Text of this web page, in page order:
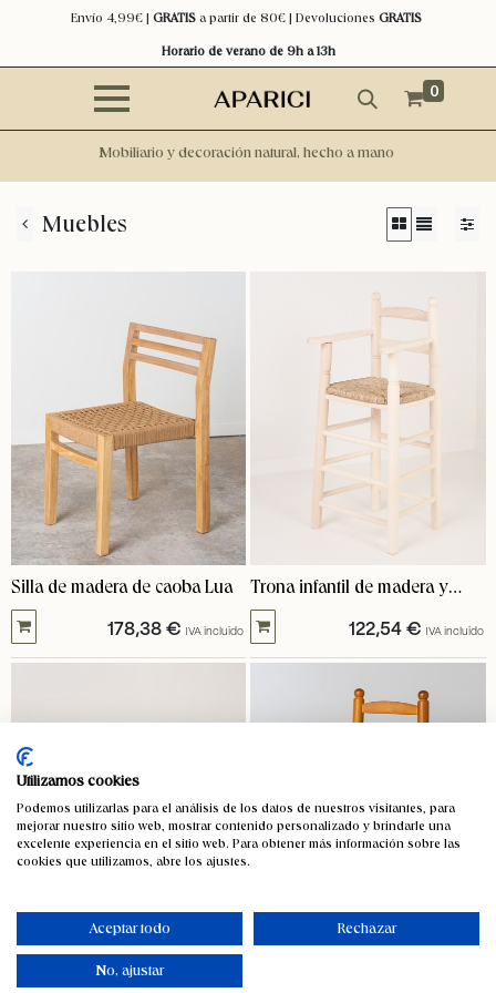
Envío 4,99€ | GRATISa partir de 80€ | Devoluciones GRATIS
Horario de verano de 9h a 13h
0
Mobiliario y decoración natural, hecho a mano
Muebles
Silla de madera de caoba Lua
178,38 € IVA incluido
Trona infantil de madera y
enea acabado natural
122,54€ IVA incluido
Trona infantil con bandeja de
Utilizamos cookies
Podemos utilizarlas para el análisis de los datos de nuestros visitantes, para
mejorar nuestro sitio web, mostrar contenido personalizado y brindarle una
excelente experiencia en el sitio web. Para obtener más información sobre las
cookies que utilizamos, abre los ajustes.
Aceptar todo Rechazar
No, ajustar